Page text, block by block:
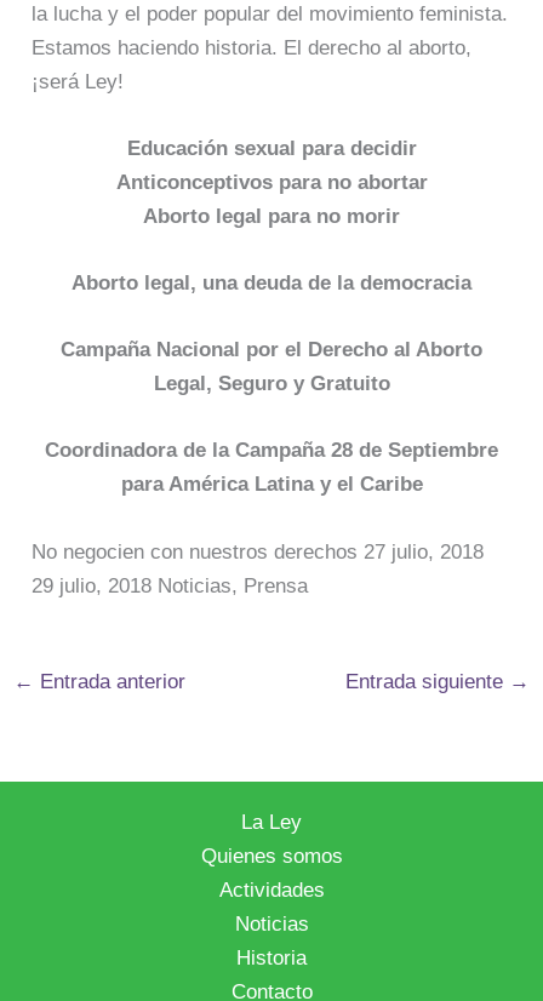
la lucha y el poder popular del movimiento feminista.
Estamos haciendo historia. El derecho al aborto,
¡será Ley!
Educación sexual para decidir
Anticonceptivos para no abortar
Aborto legal para no morir
Aborto legal, una deuda de la democracia
Campaña Nacional por el Derecho al Aborto
Legal, Seguro y Gratuito
Coordinadora de la Campaña 28 de Septiembre
para América Latina y el Caribe
No negocien con nuestros derechos 27 julio, 2018
29 julio, 2018 Noticias, Prensa
← Entrada anterior Entrada siguiente →
La Ley
Quienes somos
Actividades
Noticias
Historia
Contacto